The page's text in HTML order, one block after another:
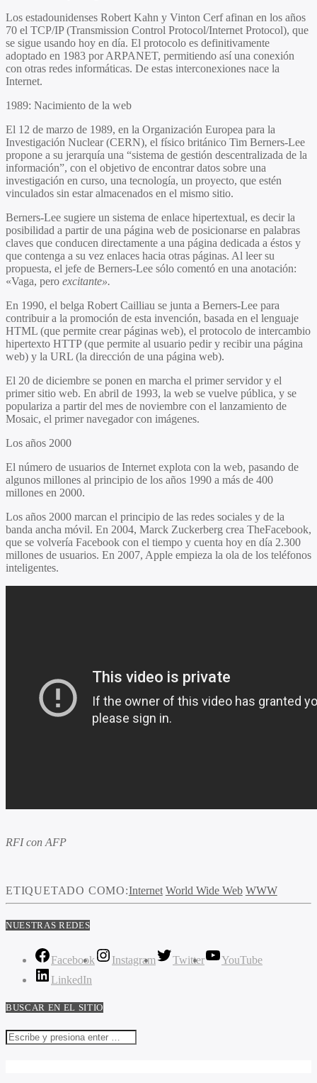
Los estadounidenses Robert Kahn y Vinton Cerf afinan en los años
70 el TCP/IP (Transmission Control Protocol/Internet Protocol), que
se sigue usando hoy en día. El protocolo es definitivamente
adoptado en 1983 por ARPANET, permitiendo así una conexión
con otras redes informáticas. De estas interconexiones nace la
Internet.
1989: Nacimiento de la web
El 12 de marzo de 1989, en la Organización Europea para la
Investigación Nuclear (CERN), el físico británico Tim Berners-Lee
propone a su jerarquía una “sistema de gestión descentralizada de la
información”, con el objetivo de encontrar datos sobre una
investigación en curso, una tecnología, un proyecto, que estén
vinculados sin estar almacenados en el mismo sitio.
Berners-Lee sugiere un sistema de enlace hipertextual, es decir la
posibilidad a partir de una página web de posicionarse en palabras
claves que conducen directamente a una página dedicada a éstos y
que contenga a su vez enlaces hacia otras páginas. Al leer su
propuesta, el jefe de Berners-Lee sólo comentó en una anotación:
«Vaga, pero excitante».
En 1990, el belga Robert Cailliau se junta a Berners-Lee para
contribuir a la promoción de esta invención, basada en el lenguaje
HTML (que permite crear páginas web), el protocolo de intercambio
hipertexto HTTP (que permite al usuario pedir y recibir una página
web) y la URL (la dirección de una página web).
El 20 de diciembre se ponen en marcha el primer servidor y el
primer sitio web. En abril de 1993, la web se vuelve pública, y se
populariza a partir del mes de noviembre con el lanzamiento de
Mosaic, el primer navegador con imágenes.
Los años 2000
El número de usuarios de Internet explota con la web, pasando de
algunos millones al principio de los años 1990 a más de 400
millones en 2000.
Los años 2000 marcan el principio de las redes sociales y de la
banda ancha móvil. En 2004, Marck Zuckerberg crea TheFacebook,
que se volvería Facebook con el tiempo y cuenta hoy en día 2.300
millones de usuarios. En 2007, Apple empieza la ola de los teléfonos
inteligentes.
RFI con AFP
ETIQUETADO COMO:Internet World Wide Web WWW
NUESTRAS REDES
Facebook Instagram Twitter
YouTube
LinkedIn
BUSCAR EN EL SITIO